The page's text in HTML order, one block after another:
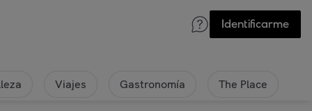
Identificarme
Viajes Gastronomía The Place